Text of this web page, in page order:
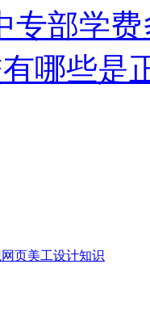
专部学
哪些是
网页美工设计知识